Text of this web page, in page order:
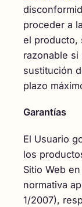
proceder a
el producto,
razonable
sustitución
plazo
Garantías
El Usuario
los
Sitio Web
normativa
1/2007),